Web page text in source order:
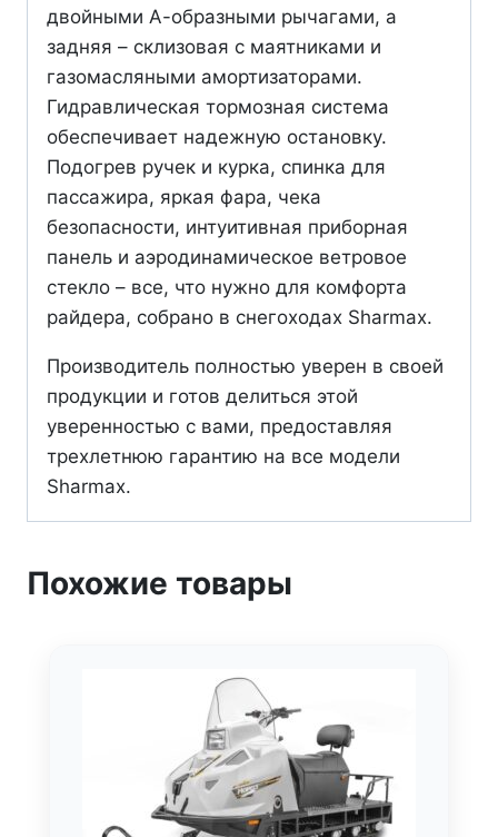
двойными А-образными рычагами, а
задняя – склизовая с маятниками и
газомасляными амортизаторами.
Гидравлическая тормозная система
обеспечивает надежную остановку.
Подогрев ручек и курка, спинка для
пассажира, яркая фара, чека
безопасности, интуитивная приборная
панель и аэродинамическое ветровое
стекло – все, что нужно для комфорта
райдера, собрано в снегоходах Sharmax.
Производитель полностью уверен в своей
продукции и готов делиться этой
уверенностью с вами, предоставляя
трехлетнюю гарантию на все модели
Sharmax.
Похожие товары